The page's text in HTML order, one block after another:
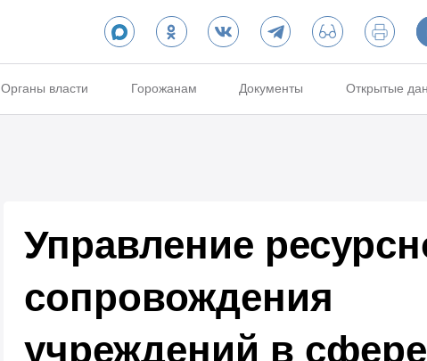
Органы власти Горожанам Документы Открытые
Управление
сопровождения
учреждений в сфере